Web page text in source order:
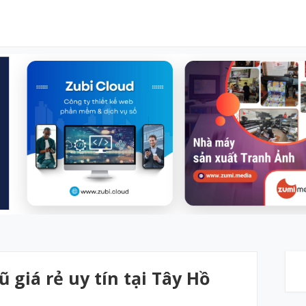
giá rẻ uy tín tại Tây Hồ